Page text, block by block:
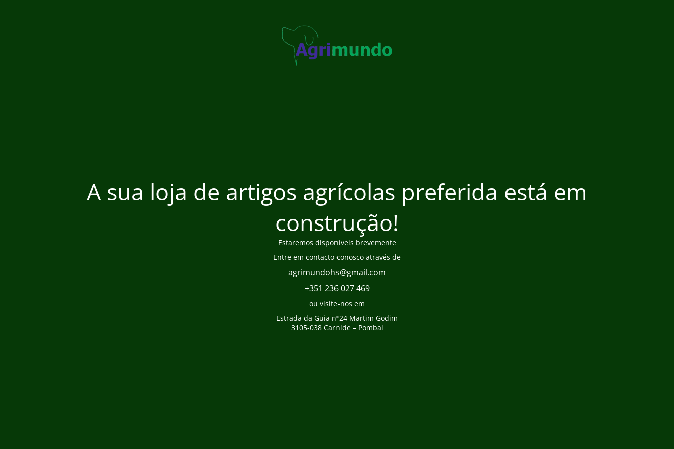
A sua loja de artigos agrícolas preferida está em
construção!
Estaremos disponíveis brevemente
Entre em contacto conosco através de
agrimundohs@gmail.com
+351 236 027 469
ou visite-nos em
Estrada da Guia nº24 Martim Godim
3105-038 Carnide – Pombal